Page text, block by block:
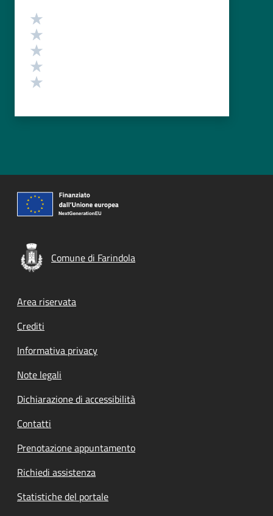
Valutazione
Comune di Farindola
Footer menu
Area riservata
Crediti
Informativa privacy
Note legali
Dichiarazione di accessibilità
Contatti
Prenotazione appuntamento
Richiedi assistenza
Statistiche del portale